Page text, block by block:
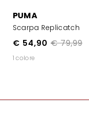
PUMA
Scarpa Replicatch
€ 79,99
€ 54,90
1 colore